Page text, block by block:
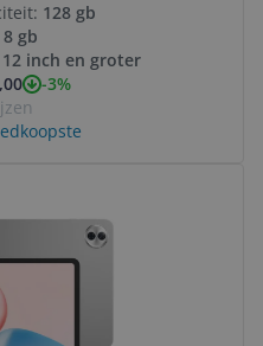
128 gb
8 gb
12 inch en groter
-3%